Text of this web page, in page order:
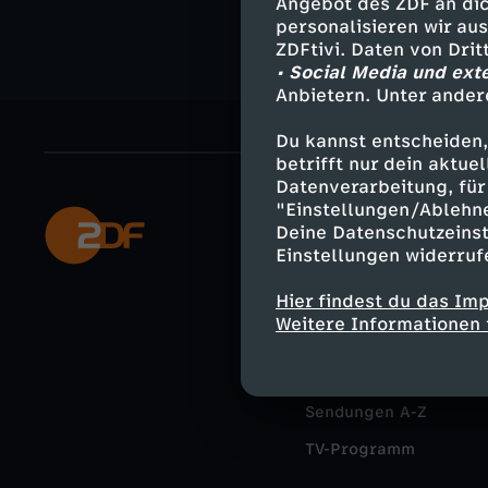
personalisieren wir
ZDFtivi. Daten von
• Social Media und
Anbietern. Unter
Du kannst
betrifft nur dein
Datenverarbeitung,
"Einstellungen/
Deine
Einstellungen
Hier findest du das
Weitere
Mehr ZDF
ZDF-Apps
Smart TV
ZDFtext
Sendungen A-Z
TV-Programm